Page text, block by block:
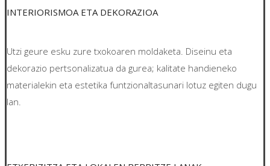
INTERIORISMOA ETA DEKORAZIOA
Utzi geure esku zure txokoaren moldaketa. Diseinu eta
dekorazio pertsonalizatua da gurea; kalitate handieneko
materialekin eta estetika funtzionaltasunari lotuz egiten dugu
lan.